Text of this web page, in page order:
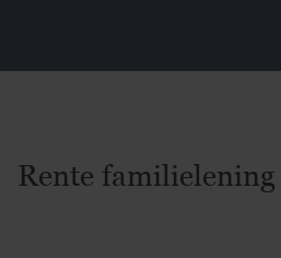
Rente familielening